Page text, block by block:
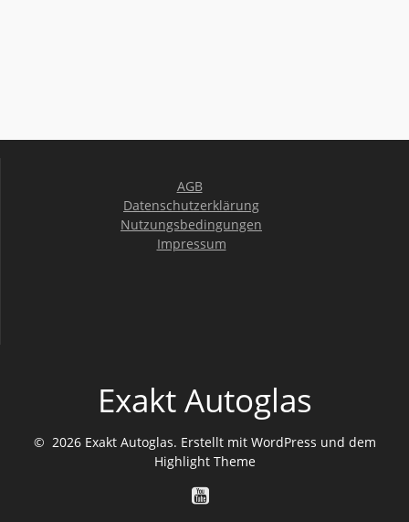
AGB
Datenschutzerklärung
Nutzungsbedingungen
Impressum
Exakt Autoglas
© 2026 Exakt Autoglas. Erstellt mit WordPress und dem
Highlight Theme